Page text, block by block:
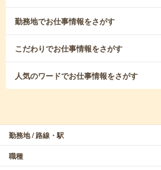
勤務地でお仕事情報をさがす
こだわりでお仕事情報をさがす
人気のワードでお仕事情報をさがす
勤務地 / 路線・駅
職種